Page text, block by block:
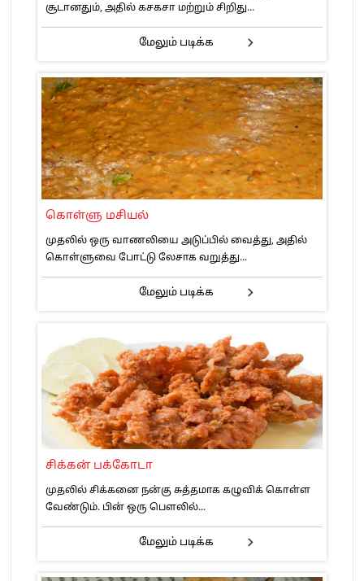
சூடானதும், அதில் கசகசா மற்றும் சிறிது...
மேலும் படிக்க
கொள்ளு மசியல்
முதலில் ஒரு வாணலியை அடுப்பில் வைத்து, அதில்
கொள்ளுவை போட்டு லேசாக வறுத்து...
மேலும் படிக்க
சிக்கன் பக்கோடா
முதலில் சிக்கனை நன்கு சுத்தமாக கழுவிக் கொள்ள
வேண்டும். பின் ஒரு பௌலில்...
மேலும் படிக்க